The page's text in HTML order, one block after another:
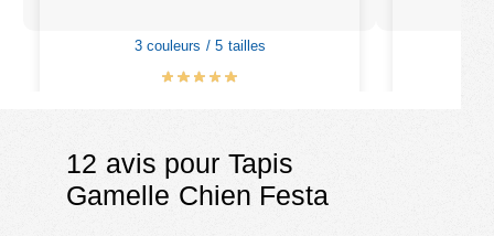
3 couleurs / 5 tailles
12 avis pour Tapis
Gamelle Chien Festa